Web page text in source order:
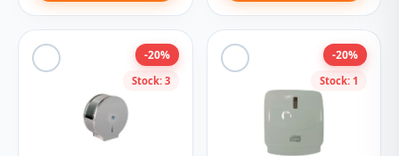
Stock: 3
-20%
Stock: 1
-20%